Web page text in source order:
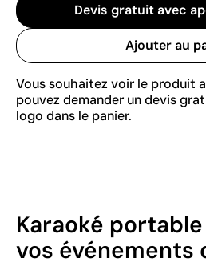
Devis gratuit avec
Ajouter au
Vous souhaitez voir le produit
pouvez demander un devis
logo dans le panier.
Karaoké
vos événements